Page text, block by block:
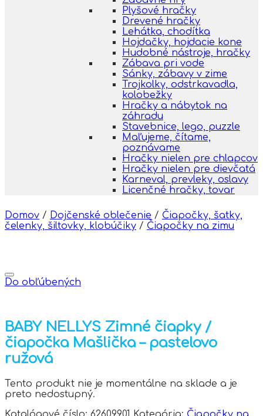
Plyšové hračky
Drevené hračky
Lehátka, chodítka
Hojdačky, hojdacie kone
Hudobné nástroje, hračky
Zábava pri vode
Sánky, zábavy v zime
Trojkolky, odstrkavadla,
kolobežky
Hračky a nábytok na
záhradu
Stavebnice, lego, puzzle
Maľujeme, čítame,
poznávame
Hračky nielen pre chlapcov
Hračky nielen pre dievčatá
Karneval, prevleky, oslavy
Licenčné hračky, tovar
Domov / Dojčenské oblečenie / Čiapočky, šatky,
čelenky, šiltovky, klobúčiky / Čiapočky na zimu
Do obľúbených
BABY NELLYS Zimné čiapky /
čiapočka Mašlička – pastelovo
ružová
Tento produkt nie je momentálne na sklade a je
preto nedostupný.